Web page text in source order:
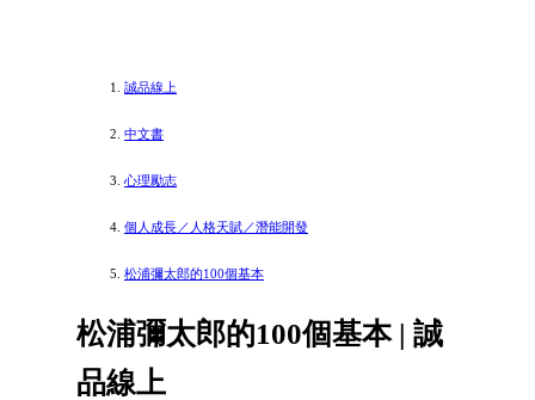
誠品線上
中文書
心理勵志
個人成長／人格天賦／潛能開發
松浦彌太郎的100個基本
松浦彌太郎的100個基本 | 誠
品線上